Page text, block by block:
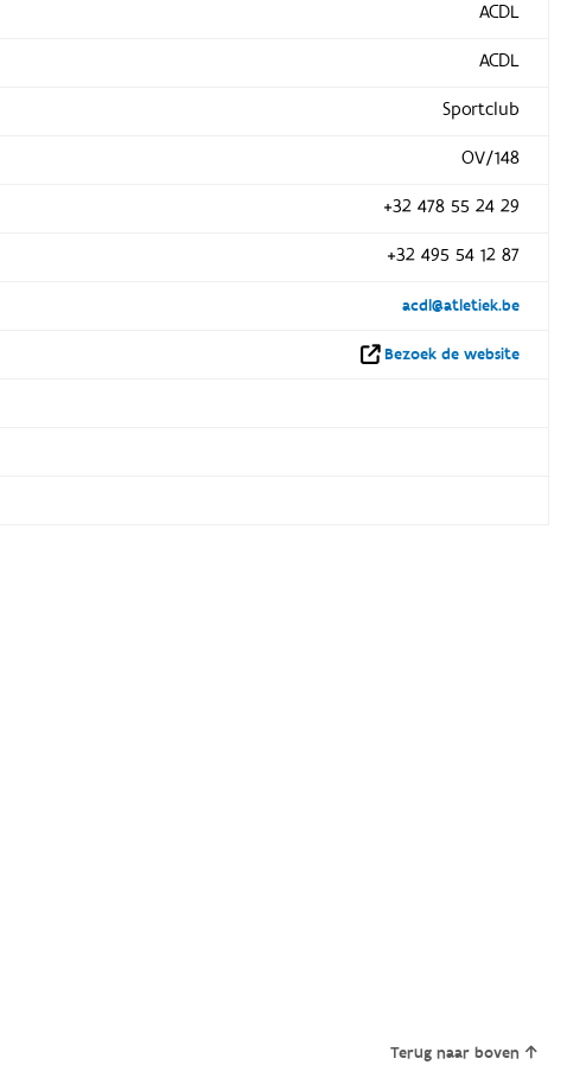
ACDL
ACDL
Sportclub
OV/148
+32 478 55 24 29
+32 495 54 12 87
acdl@atletiek.be
Bezoek de website
Terug naar boven